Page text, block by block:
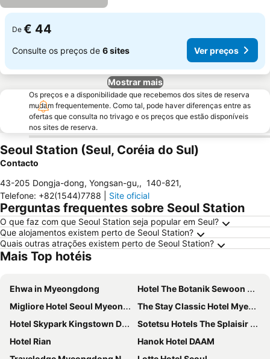
De € 44
Consulte os preços de 6 sites Ver preços
Mostrar mais
Os preços e a disponibilidade que recebemos dos sites de reserva
mudam frequentemente. Como tal, pode haver diferenças entre as
ofertas que consulta no trivago e os preços que estão disponíveis
nos sites de reserva.
Seoul Station (Seul, Coréia do Sul)
Contacto
43-205 Dongja-dong, Yongsan-gu,, 140-821,
Telefone: +82(1544)7788 Site oficial
Perguntas frequentes sobre Seoul Station
O que faz com que Seoul Station seja popular em Seul?
Que alojamentos existem perto de Seoul Station?
Quais outras atrações existem perto de Seoul Station?
Mais Top hotéis
Ehwa in Myeongdong
Hotel The Botanik Sewoon Myeongdong
Migliore Hotel Seoul Myeongdong
The Stay Classic Hotel Myeongdong
Hotel Skypark Kingstown Dongdaemun
Sotetsu Hotels The Splaisir Seoul Myeongdong
Hotel Rian
Hanok Hotel DAAM